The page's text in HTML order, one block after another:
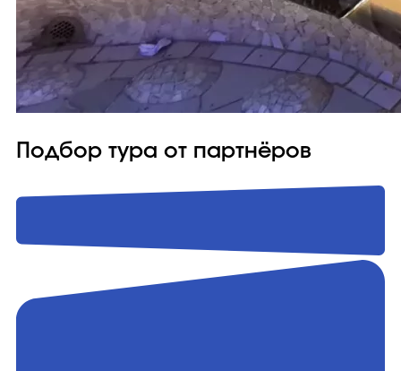
Подбор тура от партнёров